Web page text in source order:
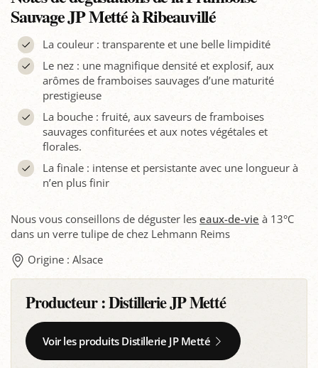
Sauvage JP Metté à Ribeauvillé
La couleur : transparente et une belle limpidité
Le nez : une magnifique densité et explosif, aux
arômes de framboises sauvages d’une maturité
prestigieuse
La bouche : fruité, aux saveurs de framboises
sauvages confiturées et aux notes végétales et
florales.
La finale : intense et persistante avec une longueur à
n’en plus finir
Nous vous conseillons de déguster les eaux-de-vie à 13°C
dans un verre tulipe de chez Lehmann Reims
Origine : Alsace
Producteur :Distillerie JP Metté
Voir les produits Distillerie JP Metté